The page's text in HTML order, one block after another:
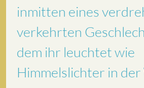
inmitten eines
verkehrten
dem ihr leuchtet wie
Himmelslichter in der